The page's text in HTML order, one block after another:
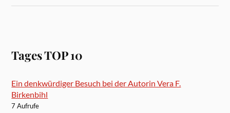
Tages TOP 10
Ein denkwürdiger Besuch bei der Autorin Vera F.
Birkenbihl
7 Aufrufe